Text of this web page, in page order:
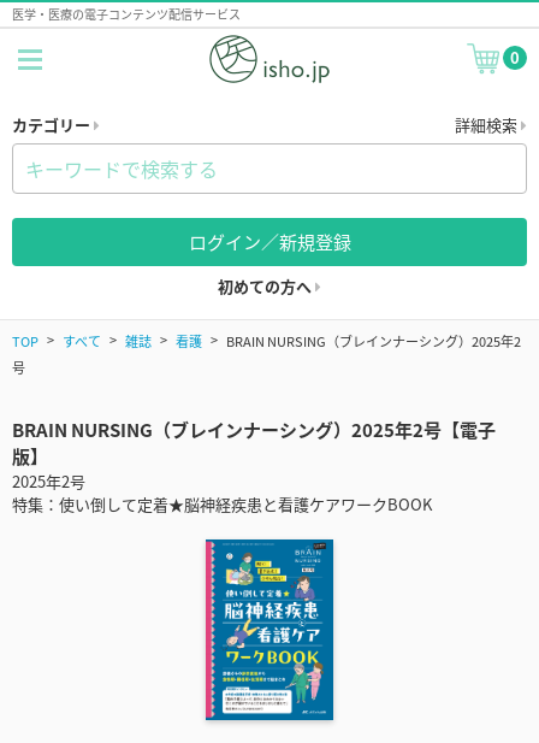
医学・医療の電子コンテンツ配信サービス
0
カテゴリー 詳細検索
ログイン／新規登録
初めての方へ
TOP すべて 雑誌 看護
BRAIN NURSING（ブレインナーシング）2025年2
号
BRAIN NURSING（ブレインナーシング）2025年2号【電子
版】
2025年2号
特集：使い倒して定着★脳神経疾患と看護ケアワークBOOK